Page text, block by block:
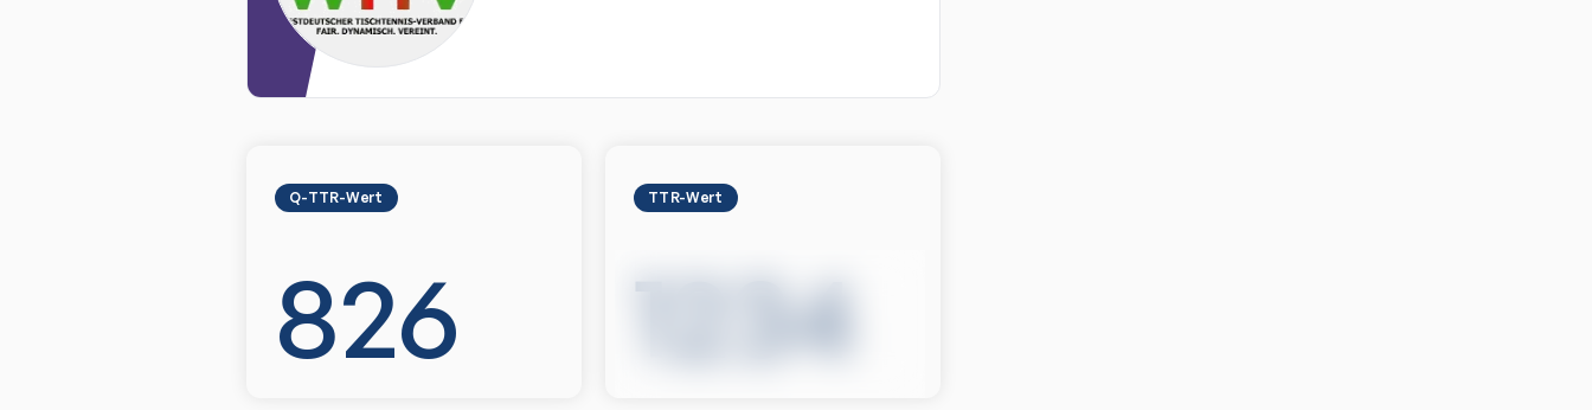
Q-TTR-Wert
826
TTR-Wert
1234